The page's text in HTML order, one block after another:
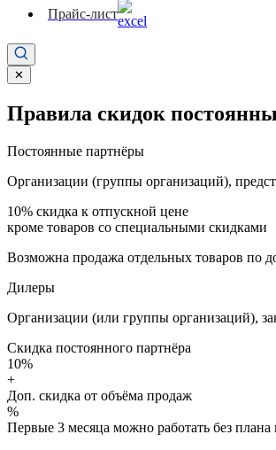
Прайс-лист
✕
Правила скидок
Постоянные партнёры
Организации (группы организаций),
10% скидка к отпускной цене
кроме товаров со специальными скидками
Возможна продажа отдельных товаров по
Дилеры
Организации (или группы организаций),
Скидка постоянного партнёра
10%
+
Доп. скидка от объёма продаж
%
Первые 3 месяца можно работать без плана